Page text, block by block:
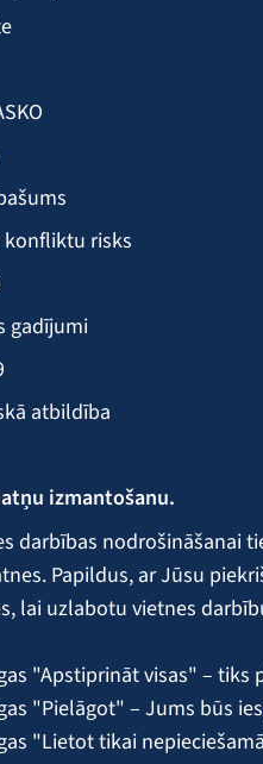
izmantošanu.
darbības nodrošināšanai
Papildus, ar Jūsu
lai uzlabotu vietnes
"Apstiprināt visas" – tiks
"Pielāgot" – Jums būs
"Lietot tikai
risks
gadījumi
atbildība
galvojumi un